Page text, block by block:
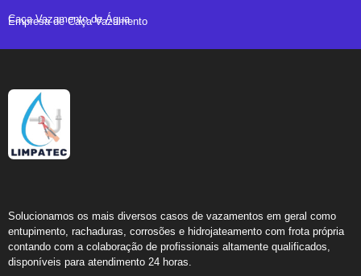
Caça Vazamento de Água
Empresa de Caça Vazamento
Solucionamos os mais diversos casos de vazamentos em geral como
entupimento, rachaduras, corrosões e hidrojateamento com frota própria
contando com a colaboração de profissionais altamente qualificados,
disponíveis para atendimento 24 horas.